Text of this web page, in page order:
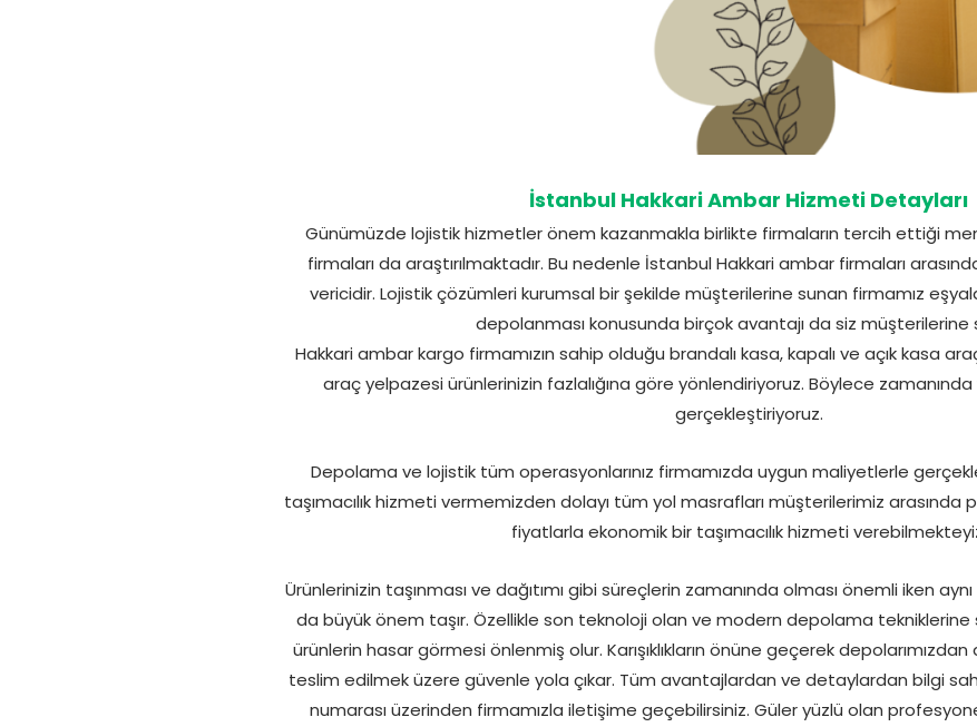
İstanbul Hakkari Ambar Hizmeti Detayları
Günümüzde lojistik hizmetler önem kazanmakla birlikte firmaların tercih ettiği
firmaları da araştırılmaktadır. Bu nedenle İstanbul Hakkari ambar firmaları
vericidir. Lojistik çözümleri kurumsal bir şekilde müşterilerine sunan firmamız
depolanması konusunda birçok avantajı da siz müşterilerine
Hakkari ambar kargo firmamızın sahip olduğu brandalı kasa, kapalı ve açık kasa
araç yelpazesi ürünlerinizin fazlalığına göre yönlendiriyoruz. Böylece zamanında
gerçekleştiriyoruz.
Depolama ve lojistik tüm operasyonlarınız firmamızda uygun maliyetlerle
taşımacılık hizmeti vermemizden dolayı tüm yol masrafları müşterilerimiz arasında
fiyatlarla ekonomik bir taşımacılık hizmeti
Ürünlerinizin taşınması ve dağıtımı gibi süreçlerin zamanında olması önemli iken
da büyük önem taşır. Özellikle son teknoloji olan ve modern depolama tekniklerine
ürünlerin hasar görmesi önlenmiş olur. Karışıklıkların önüne geçerek
teslim edilmek üzere güvenle yola çıkar. Tüm avantajlardan ve detaylardan bilgi
numarası üzerinden firmamızla iletişime geçebilirsiniz. Güler yüzlü olan